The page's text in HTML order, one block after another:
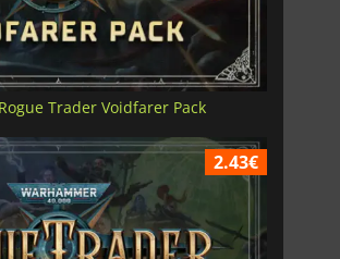
Trader Voidfarer Pack
2.43€